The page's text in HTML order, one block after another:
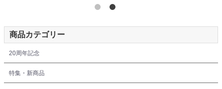
商品カテゴリー
20周年記念
特集・新商品